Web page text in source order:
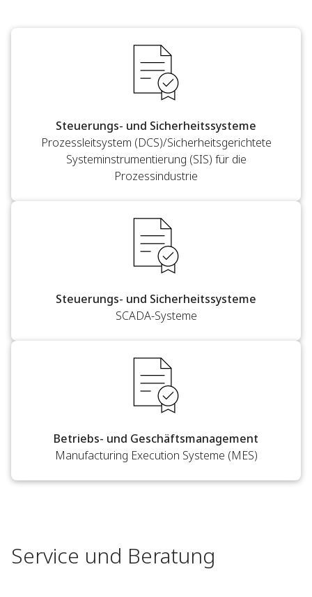
Steuerungs- und Sicherheitssysteme
Prozessleitsystem (DCS)/Sicherheitsgerichtete
Systeminstrumentierung (SIS) für die
Prozessindustrie
Steuerungs- und Sicherheitssysteme
SCADA-Systeme
Betriebs- und Geschäftsmanagement
Manufacturing Execution Systeme (MES)
Service und Beratung